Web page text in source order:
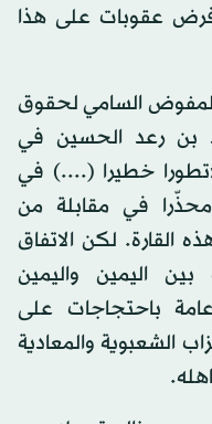
فرض عقوبات على هذا
السامي لحقوق
بن رعد الحسين في
خطيرا (....) في
محذّرا في مقابلة من
القارة. لكن الاتفاق
اليمين واليمين
باحتجاجات على
الشعبوية والمعادية